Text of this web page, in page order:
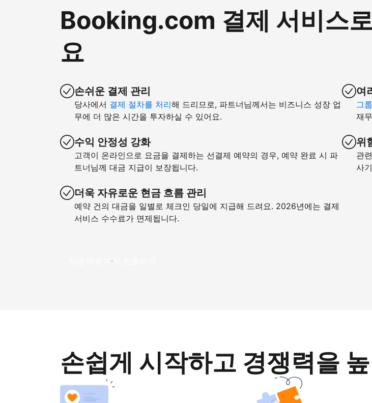
Booking.com 결제 서비스
요
손쉬운 결제 관리
당사에서 결제 절차를 처리해 드리므로, 파트너님께서는 비즈니스 성장 업
무에 더 많은 시간을 투자하실 수 있어요.
수익 안정성 강화
고객이 온라인으로 요금을 결제하는 선결제 예약의 경우, 예약 완료 시 파
트너님께 대금 지급이 보장됩니다.
더욱 자유로운 현금 흐름 관리
예약 건의 대금을 일별로 체크인 당일에 지급해 드려요. 2026년에는 결제
서비스 수수료가 면제됩니다.
여
그
재
위
관
사
지금 바로 수익 창출하기
손쉽게 시작하고 경쟁력을